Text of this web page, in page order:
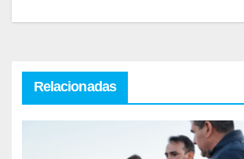
Relacionadas